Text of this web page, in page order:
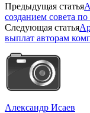
Предыдущая статья
созданием совета
Следующая статья
выплат авторам
Александр Исаев